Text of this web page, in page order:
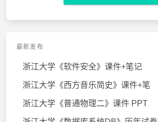
最新发布
浙江大学《软件安全》课件+笔记
浙江大学《西方音乐简史》课件+笔
浙江大学《普通物理二》课件 PPT